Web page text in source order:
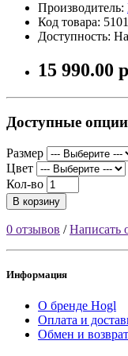
Производитель:
Код товара:
Доступность:
15 990.00
Доступные опции
Размер
Цвет
Кол-во
В корзину
0 отзывов /Написать
Информация
О бренде Hogl
Оплата и
Обмен и возврат